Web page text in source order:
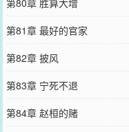
第81章 最好的官家
第82章 披风
第83章 宁死不退
第84章 赵桓的赌